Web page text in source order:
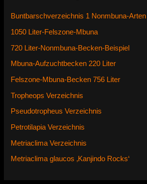
Buntbarschverzeichnis 1 Nonmbuna-Arten
1050 Liter-Felszone-Mbuna
720 Liter-Nonmbuna-Becken-Beispiel
Mbuna-Aufzuchtbecken 220 Liter
Felszone-Mbuna-Becken 756 Liter
Tropheops Verzeichnis
Pseudotropheus Verzeichnis
Petrotilapia Verzeichnis
Metriaclima Verzeichnis
Metriaclima glaucos ‚Kanjindo Rocks‘